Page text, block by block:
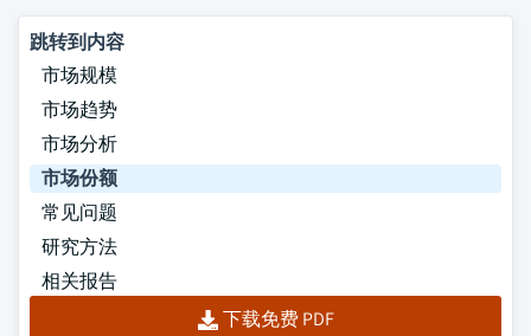
跳转到内容
市场规模
市场趋势
市场分析
市场份额
常见问题
研究方法
相关报告
下载免费 PDF